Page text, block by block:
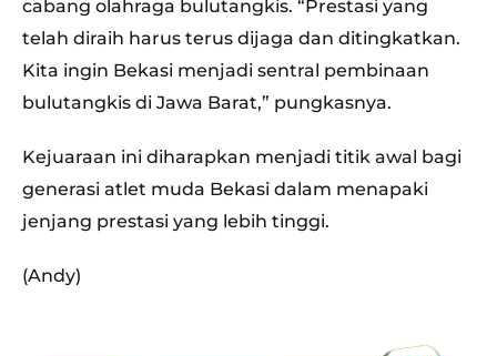
cabang olahraga bulutangkis. “Prestasi yang
telah diraih harus terus dijaga dan ditingkatkan.
Kita ingin Bekasi menjadi sentral pembinaan
bulutangkis di Jawa Barat,” pungkasnya.
Kejuaraan ini diharapkan menjadi titik awal bagi
generasi atlet muda Bekasi dalam menapaki
jenjang prestasi yang lebih tinggi.
(Andy)